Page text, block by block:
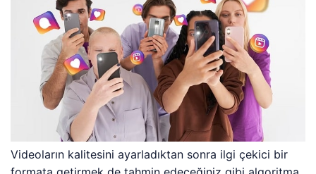
Videoların kalitesini ayarladıktan sonra ilgi çekici bir